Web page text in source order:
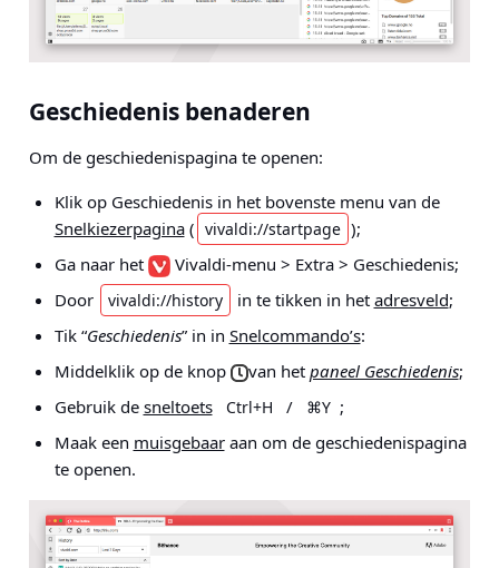
Geschiedenis benaderen
Om de geschiedenispagina te openen:
Klik op Geschiedenis in het bovenste menu van de
Snelkiezerpagina( vivaldi://startpage );
Ga naar het
Vivaldi-menu > Extra > Geschiedenis;
Door
vivaldi://history in te tikken in het adresveld;
Tik “Geschiedenis” in in Snelcommando’s:
Middelklik op de knop
van het paneel Geschiedenis;
Gebruik de sneltoets Ctrl+H / ⌘Y ;
Maak een muisgebaaraan om de geschiedenispagina
te openen.